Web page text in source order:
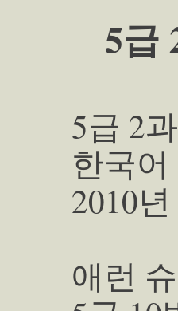
5급
5급 2
한국어
2010
애런